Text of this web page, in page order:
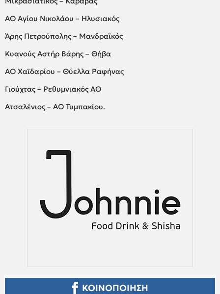
ΑΟ Αγίου Νικολάου – Ηλυσιακός
Άρης Πετρούπολης – Μανδραϊκός
Κυανούς Αστήρ Βάρης – Θήβα
ΑΟ Χαϊδαρίου – Θύελλα Ραφήνας
Γιούχτας – Ρεθυμνιακός ΑΟ
Ατσαλένιος – ΑΟ Τυμπακίου.
ΚΟΙΝΟΠΟΙΗΣΗ